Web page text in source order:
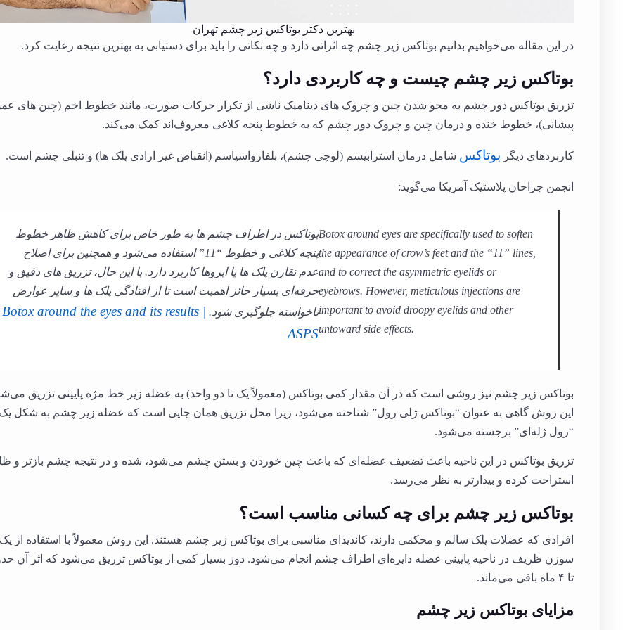
بهترین دکتر بوتاکس زیر چشم تهران
در این مقاله می‌خواهیم بدانیم بوتاکس زیر چشم چه اثراتی دارد و چه نکاتی را باید برای دستیابی به بهترین نتیجه رعایت کرد.
بوتاکس زیر چشم چیست و چه کاربردی دارد؟
تزریق بوتاکس دور چشم به محو شدن چین و چروک های دینامیک ناشی از تکرار حرکات صورت، مانند خطوط اخم (چین های
پیشانی)، خطوط خنده و درمان چین و چروک دور چشم که به خطوط پنجه کلاغی معروف‌اند کمک می‌کند.
کاربردهای دیگر بوتاکس شامل درمان استرابیسم (لوچی چشم)، بلفارواسپاسم (انقباض غیر ارادی پلک ها) و تنبلی چشم است.
انجمن جراحان پلاستیک آمریکا می‌گوید:
Botox around eyes are specifically used to soften
the appearance of crow’s feet and the “11” lines,
and to correct the asymmetric eyelids or
eyebrows. However, meticulous injections are
important to avoid droopy eyelids and other
untoward side effects.
بوتاکس در اطراف چشم ها به طور خاص برای کاهش ظاهر خطوط
پنجه کلاغی و خطوط “11” استفاده می‌شود و همچنین برای اصلاح
عدم تقارن پلک ها یا ابروها کاربرد دارد. با این حال، تزریق های دقیق و
حرفه‌ای بسیار حائز اهمیت است تا از افتادگی پلک ها و سایر عوارض
ناخواسته جلوگیری شود. Botox around the eyes and its results |
ASPS
بوتاکس زیر چشم نیز روشی است که در آن مقدار کمی بوتاکس (معمولاً یک تا دو واحد) به عضله زیر خط مژه پایینی تزریق
این روش گاهی به عنوان “بوتاکس ژلی رول” شناخته می‌شود، زیرا محل تزریق همان جایی است که عضله زیر چشم به شکل
“رول ژله‌ای” برجسته می‌شود.
تزریق بوتاکس در این ناحیه باعث تضعیف عضله‌ای که باعث چین خوردن و بستن چشم می‌شود، شده و در نتیجه چشم بازتر و
استراحت کرده و بیدارتر به نظر می‌رسد.
بوتاکس زیر چشم برای چه کسانی مناسب است؟
افرادی که عضلات پلک سالم و محکمی دارند، کاندیدای مناسبی برای بوتاکس زیر چشم هستند. این روش معمولاً با استفاده از
تا ۴ ماه باقی می‌ماند.
مزایای بوتاکس زیر چشم